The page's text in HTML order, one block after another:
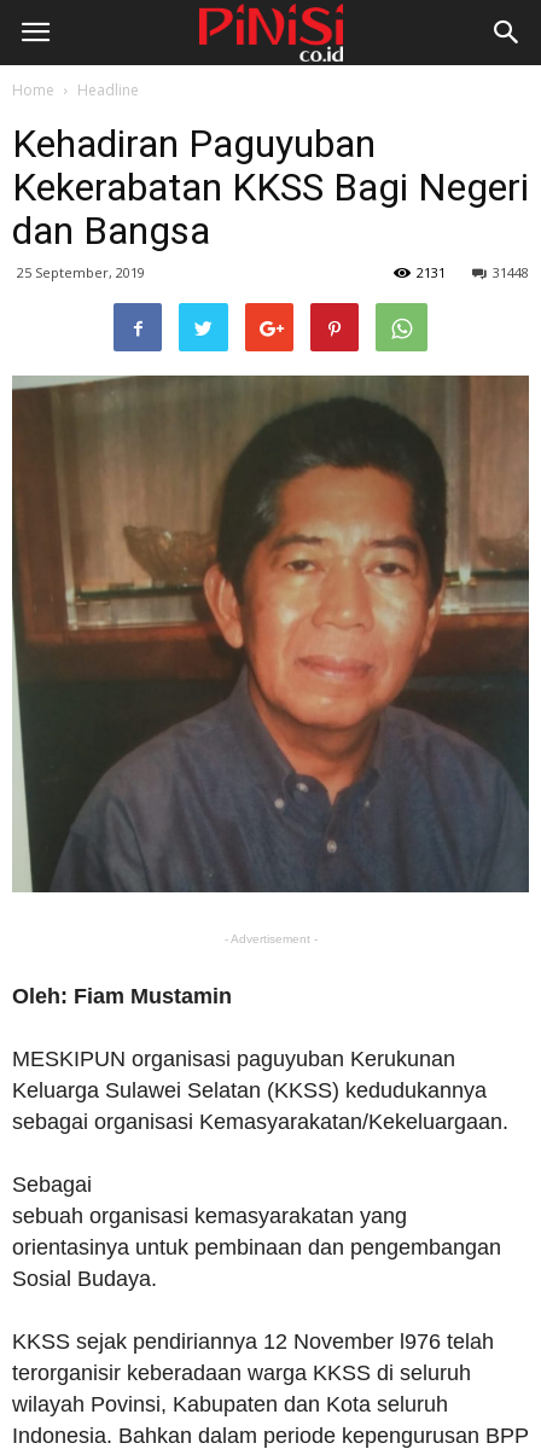
Home Headline
Kehadiran Paguyuban
Kekerabatan KKSS Bagi Negeri
dan Bangsa
25 September, 2019 31448
2131
- Advertisement -
Oleh: Fiam Mustamin
MESKIPUN organisasi paguyuban Kerukunan
Keluarga Sulawei Selatan (KKSS) kedudukannya
sebagai organisasi Kemasyarakatan/Kekeluargaan.
Sebagai
sebuah organisasi kemasyarakatan yang
orientasinya untuk pembinaan dan pengembangan
Sosial Budaya.
KKSS sejak pendiriannya 12 November l976 telah
terorganisir keberadaan warga KKSS di seluruh
wilayah Povinsi, Kabupaten dan Kota seluruh
Indonesia. Bahkan dalam periode kepengurusan BPP